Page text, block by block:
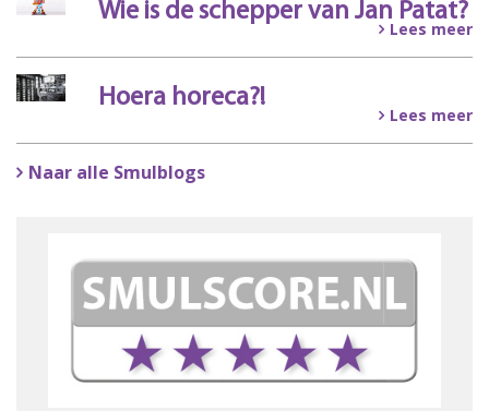
Wie is de schepper van Jan Patat?
Lees meer
Hoera horeca?!
Lees meer
Naar alle Smulblogs